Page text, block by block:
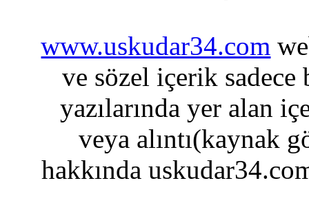
www.uskudar34.com
ve sözel içerik sadece
yazılarında yer alan
veya alıntı(kaynak
hakkında